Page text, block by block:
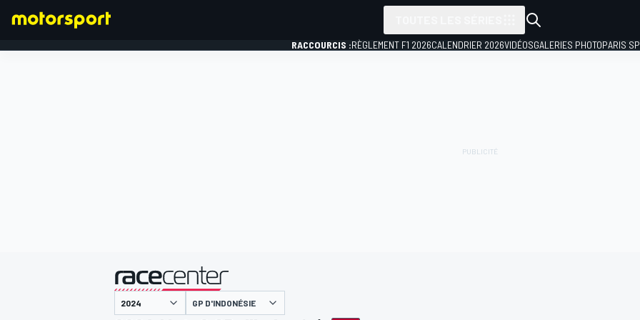
RACCOURCIS :RÈGLEMENT F1 2026CALENDRIER 2026VIDÉOSGALERIES PHOTOPARIS
présenté par
GP D'INDONÉSIE